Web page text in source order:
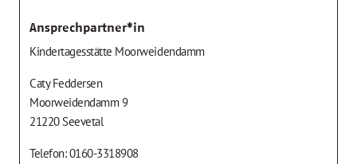
Ansprechpartner*in
Kindertagesstätte Moorweidendamm
Caty Feddersen
Moorweidendamm 9
21220 Seevetal
Telefon: 0160-3318908